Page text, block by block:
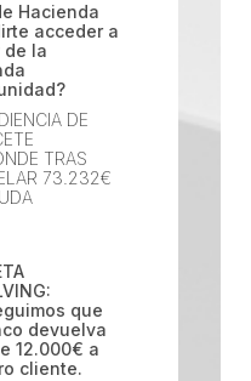
Hacienda
acceder a
de la
DE
TRAS
73.232€
que
devuelva
12.000€ a
cliente.